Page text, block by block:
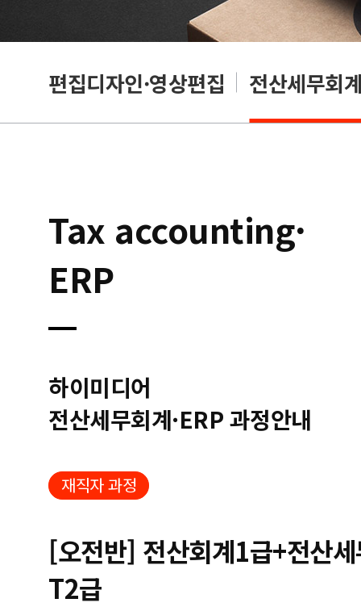
편집디자인·영상편집 전산세무회
Tax accounting·
ERP
하이미디어
전산세무회계·ERP 과정안내
재직자 과정
[오전반] 전산회계1급+전산
T2급